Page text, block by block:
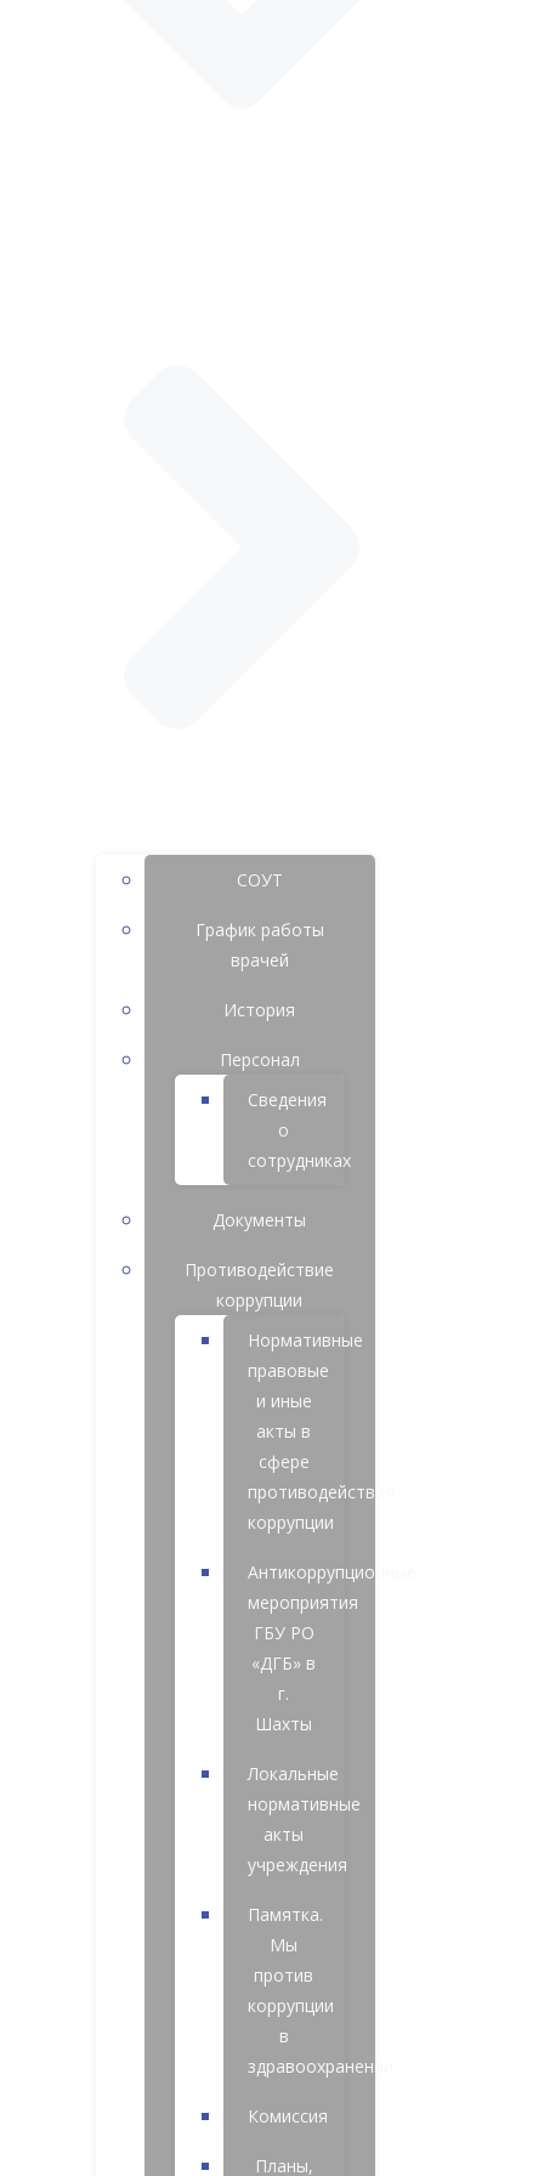
СОУТ
График работы
врачей
История
Персонал
Сведения
о
сотрудниках
Документы
Противодействие
коррупции
Нормативные
правовые
и иные
акты в
сфере
противодействия
коррупции
Антикоррупционные
мероприятия
ГБУ РО
«ДГБ» в
г.
Шахты
Локальные
нормативные
акты
учреждения
Памятка.
Мы
против
коррупции
в
здравоохранении
Комиссия
Планы,